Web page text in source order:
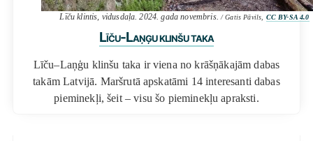
Līču klintis, vidusdaļa. 2024. gada novembris./ Gatis Pāvils, CC BY-SA 4.0
Līču-Laņģu klinšu taka
Līču–Laņģu klinšu taka ir viena no krāšņākajām dabas
takām Latvijā. Maršrutā apskatāmi 14 interesanti dabas
pieminekļi, šeit – visu šo pieminekļu apraksti.